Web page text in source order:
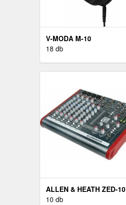
V-MODA M-10
18 db
ALLEN & HEATH ZED-10
10 db